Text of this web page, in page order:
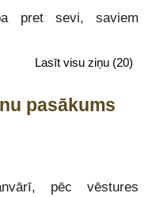
pret sevi, saviem
Lasīt visu ziņu (20)
pasākums
pēc vēstures